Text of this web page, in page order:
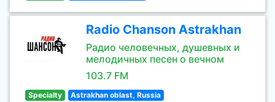
Radio Chanson Astrakhan
Радио человечных, душевных и
мелодичных песен о вечном
103.7 FM
Specialty Astrakhan oblast, Russia